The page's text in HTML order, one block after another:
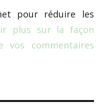
pour réduire les
plus sur la façon
vos commentaires